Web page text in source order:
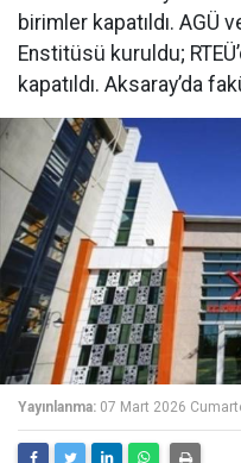
birimler kapatıldı. AGÜ
Enstitüsü kuruldu;
kapatıldı. Aksaray’da
Yayınlanma: 07 Mart 2026